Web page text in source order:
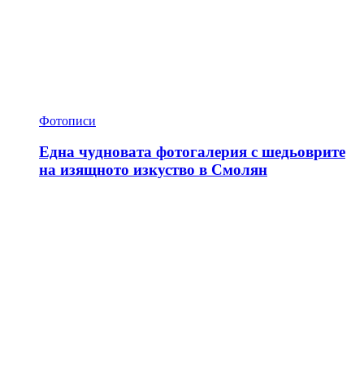
Фотописи
Една чудновата фотогалерия с шедьоврите
на изящното изкуство в Смолян